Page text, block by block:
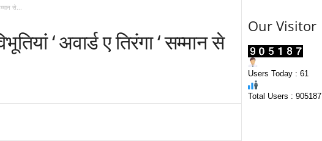
से...
‘ अवार्ड ए तिरंगा ‘ सम्मान से
Our Visitor
Users Today : 61
Total Users : 905187